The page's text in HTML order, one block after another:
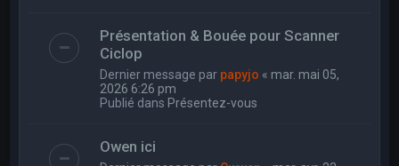
Présentation & Bouée pour Scanner
Ciclop
Dernier message par papyjo « mar. mai 05,
2026 6:26 pm
Publié dans Présentez-vous
Owen ici